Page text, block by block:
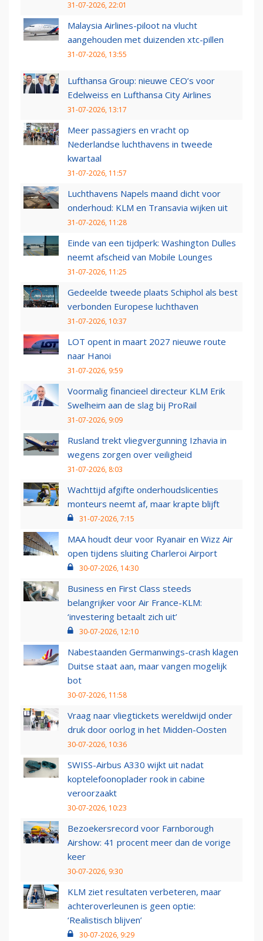
31-07-2026, 22:01
Malaysia Airlines-piloot na vlucht
aangehouden met duizenden xtc-pillen
31-07-2026, 13:55
Lufthansa Group: nieuwe CEO’s voor
Edelweiss en Lufthansa City Airlines
31-07-2026, 13:17
Meer passagiers en vracht op
Nederlandse luchthavens in tweede
kwartaal
31-07-2026, 11:57
Luchthavens Napels maand dicht voor
onderhoud: KLM en Transavia wijken uit
31-07-2026, 11:28
Einde van een tijdperk: Washington Dulles
neemt afscheid van Mobile Lounges
31-07-2026, 11:25
Gedeelde tweede plaats Schiphol als best
verbonden Europese luchthaven
31-07-2026, 10:37
LOT opent in maart 2027 nieuwe route
naar Hanoi
31-07-2026, 9:59
Voormalig financieel directeur KLM Erik
Swelheim aan de slag bij ProRail
31-07-2026, 9:09
Rusland trekt vliegvergunning Izhavia in
wegens zorgen over veiligheid
31-07-2026, 8:03
Wachttijd afgifte onderhoudslicenties
monteurs neemt af, maar krapte blijft
31-07-2026, 7:15
MAA houdt deur voor Ryanair en Wizz Air
open tijdens sluiting Charleroi Airport
30-07-2026, 14:30
Business en First Class steeds
belangrijker voor Air France-KLM:
‘investering betaalt zich uit’
30-07-2026, 12:10
Nabestaanden Germanwings-crash klagen
Duitse staat aan, maar vangen mogelijk
bot
30-07-2026, 11:58
Vraag naar vliegtickets wereldwijd onder
druk door oorlog in het Midden-Oosten
30-07-2026, 10:36
SWISS-Airbus A330 wijkt uit nadat
koptelefoonoplader rook in cabine
veroorzaakt
30-07-2026, 10:23
Bezoekersrecord voor Farnborough
Airshow: 41 procent meer dan de vorige
keer
30-07-2026, 9:30
KLM ziet resultaten verbeteren, maar
achteroverleunen is geen optie:
‘Realistisch blijven’
30-07-2026, 9:29